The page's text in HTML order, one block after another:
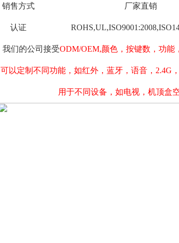
销售方式 厂家直销
认证
我们的公司接受ODM/OEM,颜色，按键数，功能
可以定制不同功能，如红外，蓝牙，语音，2.4G
用于不同设备，如电视，机顶盒